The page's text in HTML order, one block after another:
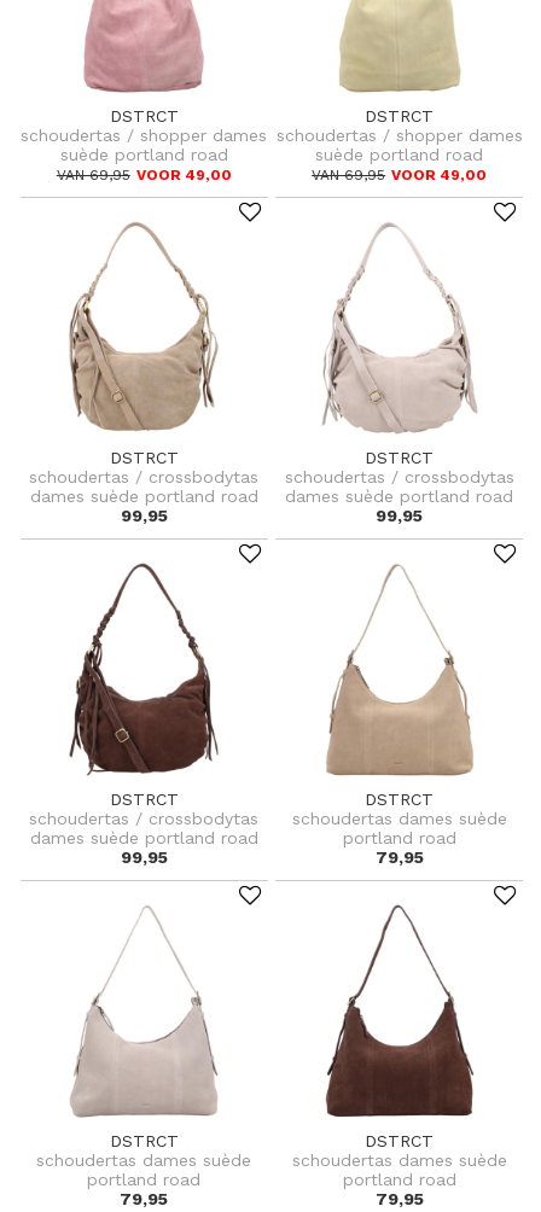
DSTRCT
schoudertas / shopper dames
suède portland road
VAN 69,95 VOOR 49,00
DSTRCT
schoudertas / shopper dames
suède portland road
VAN 69,95 VOOR 49,00
DSTRCT
schoudertas / crossbodytas
dames suède portland road
99,95
DSTRCT
schoudertas / crossbodytas
dames suède portland road
99,95
DSTRCT
schoudertas / crossbodytas
dames suède portland road
99,95
DSTRCT
schoudertas dames suède
portland road
79,95
DSTRCT
schoudertas dames suède
portland road
79,95
DSTRCT
schoudertas dames suède
portland road
79,95